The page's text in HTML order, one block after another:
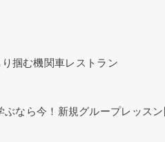
掴む機関車レストラン
ぶなら今！新規グループレッスン